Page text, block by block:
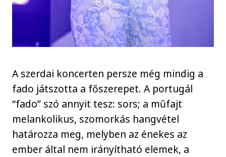
A szerdai koncerten persze még mindig a
fado játszotta a főszerepet. A portugál
“fado” szó annyit tesz: sors; a műfajt
melankolikus, szomorkás hangvétel
határozza meg, melyben az énekes az
ember által nem irányítható elemek, a